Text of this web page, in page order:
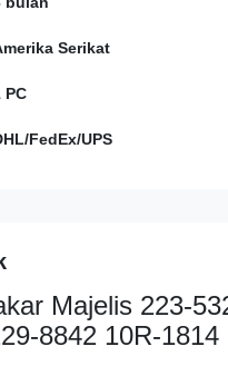
Serikat
PC
FedEx/UPS
Majelis 223-
8842 10R-